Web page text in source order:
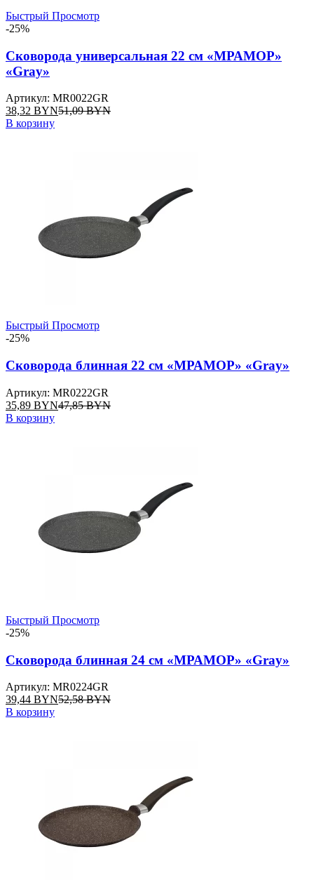
Быстрый Просмотр
-25%
Сковорода универсальная 22 см «МРАМОР»
«Gray»
Артикул: MR0022GR
38,32 BYN51,09BYN
В корзину
Быстрый Просмотр
-25%
Сковорода блинная 22 см «МРАМОР» «Gray»
Артикул: MR0222GR
35,89 BYN47,85BYN
В корзину
Быстрый Просмотр
-25%
Сковорода блинная 24 см «МРАМОР» «Gray»
Артикул: MR0224GR
39,44 BYN52,58BYN
В корзину